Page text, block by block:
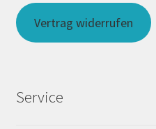
Vertrag widerrufen
Service